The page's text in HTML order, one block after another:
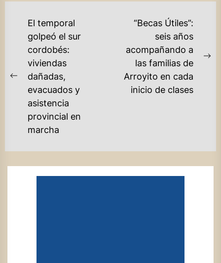
NAVEGACIÓN
ENTRADAS
Previous
post:
El temporal
golpeó el sur
cordobés:
viviendas
dañadas,
evacuados y
asistencia
provincial en
marcha
“Becas Útiles”:
seis años
acompañando a
las familias de
Arroyito en cada
inicio de clases